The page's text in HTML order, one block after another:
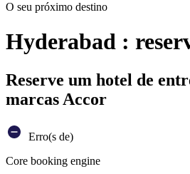
O seu próximo destino
Hyderabad :
Reserve um hotel de
marcas Accor
Erro(s de)
Core booking engine